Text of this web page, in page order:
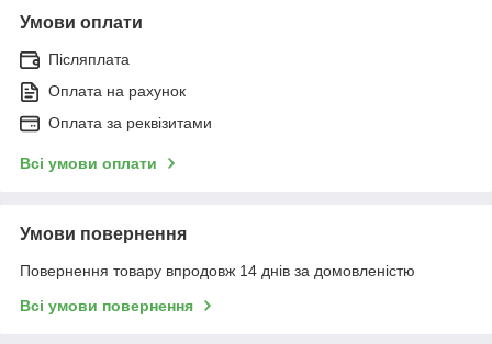
Умови оплати
Післяплата
Оплата на рахунок
Оплата за реквізитами
Всі умови оплати
Умови повернення
Повернення товару впродовж 14 днів за домовленістю
Всі умови повернення